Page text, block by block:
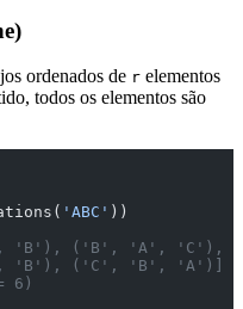
ordenados de r elementos
todos os elementos são
'ABC' ))
'B'), ('B', 'A', 'C'),
'B'), ('C', 'B', 'A')]
6)